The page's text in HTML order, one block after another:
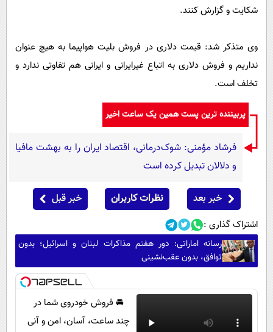
شکایت و گزارش کنند.
وی متذکر شد: قیمت دلاری در فروش بلیت هواپیما به هیچ عنوان
نداریم و فروش دلاری به اتباع غیرایرانی و ایرانی هم تفاوتی ندارد و
تخلف است.
پربیننده ترین پست همین یک ساعت اخیر
فرشاد مؤمنی: شوک‌درمانی، اقتصاد ایران را به بهشت مافیا
و دلالان تبدیل کرده است
خبر بعد نظرات کاربران خبر قبل
اشتراک گذاری :
رسانه اماراتی: دور هفتم مذاکرات لبنان و اسرائیل؛ بدون
توافق، بدون عقب‌نشینی
🚘 فروش خودروی شما در
چند ساعت، آسان، امن و آنی